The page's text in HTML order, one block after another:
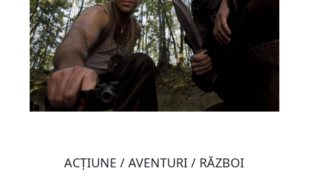
ACŢIUNE / AVENTURI / RĂZBOI